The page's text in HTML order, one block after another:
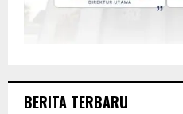
BERITA TERBARU